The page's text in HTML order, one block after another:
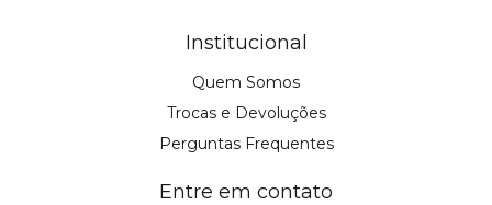
Institucional
Quem Somos
Trocas e Devoluções
Perguntas Frequentes
Entre em contato